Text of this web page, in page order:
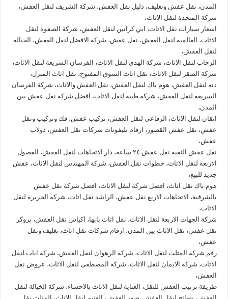
المدن، نقل عفش وتغليف، دليل نقل العفش، شركة الشريف لنقل العفش،
شركة المتحدة لنقل الاثاث،
اسعار سيارات نقل الاثاث، ابي كراتين لنقل العفش، شركة الصفوة لنقل
الاثاث، العالمية لنقل العفش، نقل عغش، شركة الافضل لنقل العفش، الخياله
لنقل العفش،
الرحاب لنقل الاثاث، شركة الهدى لنقل الاثاث، الفرسان السريعة لنقل الاثاث،
شركة الصقر لنقل الاثاث، نقل اثاث السوق المفتوح، نقل اثاث المنزل،
دنه لنقل العفش، هوم باك لنقل العفش، نقل العفش والاثاث، شركة الفرسان
السريعة لنقل العفش، شركة طيبة لنقل الاثاث، افضل شركة نقل عفش بين
المدن،
اتقان لنقل الاثاث، الرفاعي لنقل العفش، تركيب عفش، فك وتركيب ونقل
عفش، نقل عفش القصور، ارقام تليفونات شركات نقل العفش، دولاب
عفش،
نقل عفش الثقبه نقل عفش ٢٤ ساعه، دار الاتجاهات لنقل العفش، الفصول
الاربعة لنقل الاثاث، خطوات نقل العفش، شركة المهندس لنقل الاثاث، عفش
جديد للبيع،
هوم باك نقل اثاث، افضل شركة لنقل الاثاث، افضل شركة نقل عفش
بالشرقية، الاتجاهات الاربع نقل عفش، الراشد نقل اثاث، شركة الجزيرة لنقل
الاثاث،
شركة الجهات الاربعة لنقل الاثاث، نقل اثاث بابها، اكياس نقل العفش، بروكر
نقل عفش، نقل الاثاث بين المدن، ارقام شركات نقل اثاث، تغليف ونقل
عفش،
رقم شركة المثلث لنقل الاثاث، شركة الرهوان لنقل العفش، شركة ايات لنقل
الاثاث، شركة الايمان لنقل الاثاث، شركة المصطفى لنقل الاثاث، عروض نقل
العفش،
طريقة ترتيب العفش للنقل، العناية لنقل الاثاث بالاحساء، شركة الخيالة لنقل